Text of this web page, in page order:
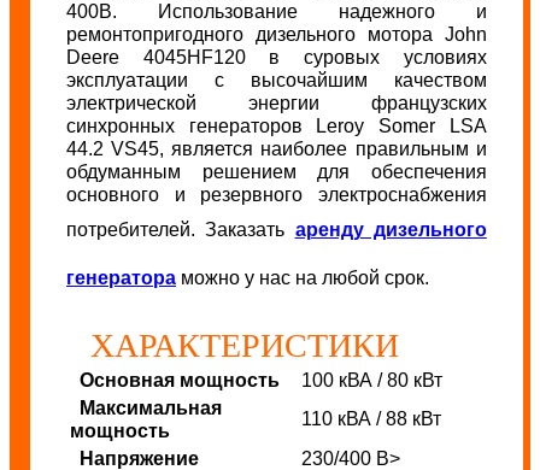
400В. Использование надежного и
ремонтопригодного дизельного мотора John
Deere 4045HF120 в суровых условиях
эксплуатации с высочайшим качеством
электрической энергии французских
синхронных генераторов Leroy Somer LSA
44.2 VS45, является наиболее правильным и
обдуманным решением для обеспечения
основного и резервного электроснабжения
потребителей. Заказать аренду дизельного
генератора можно у нас на любой срок.
ХАРАКТЕРИСТИКИ
Основная мощность
100 кВА / 80 кВт
Максимальная
мощность
110 кВА / 88 кВт
Напряжение
230/400 В>